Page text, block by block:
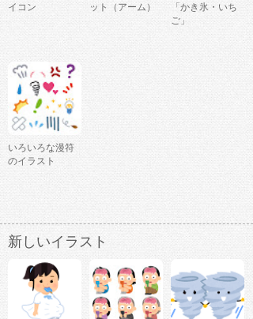
イコン
ット（アーム）
「かき氷・いち
ご」
いろいろな漫符
のイラスト
新しいイラスト